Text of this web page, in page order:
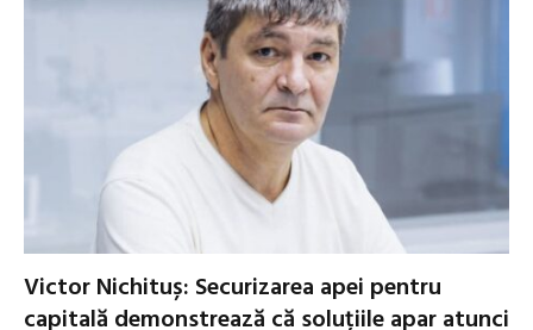
Victor Nichituș: Securizarea apei pentru
capitală demonstrează că soluțiile apar atunci